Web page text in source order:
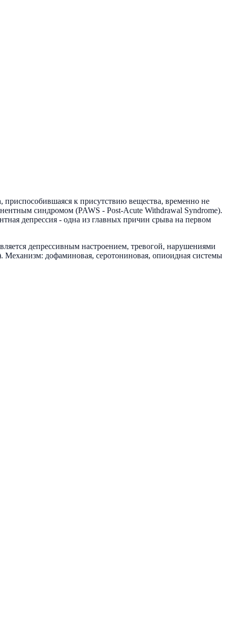
приспособившаяся к присутствию вещества, временно не
синдромом (PAWS - Post-Acute Withdrawal Syndrome).
депрессия - одна из главных причин срыва на первом
депрессивным настроением, тревогой, нарушениями
Механизм: дофаминовая, серотониновая, опиоидная системы